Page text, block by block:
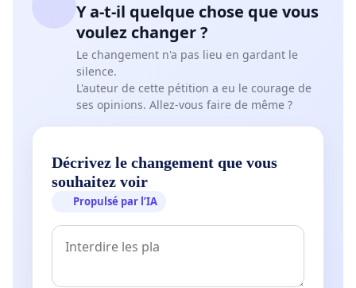
Y a-t-il quelque chose que vous
voulez changer ?
Le changement n'a pas lieu en gardant le
silence.
L'auteur de cette pétition a eu le courage de
ses opinions. Allez-vous faire de même ?
Décrivez le changement que vous
souhaitez voir
Propulsé par l’IA